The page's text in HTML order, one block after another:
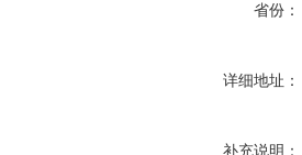
省份：
详细地址：
补充说明：